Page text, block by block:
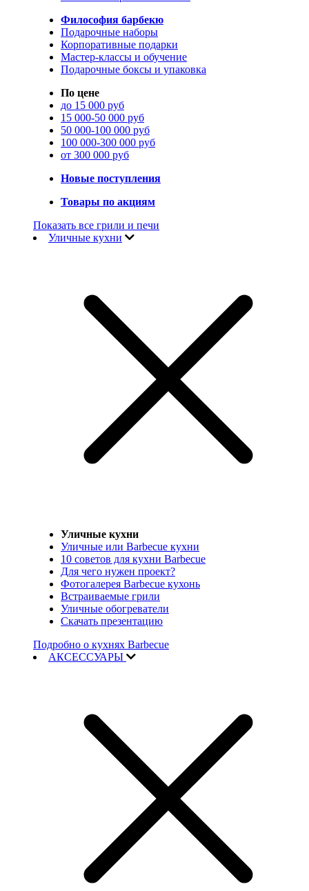
Философия барбекю
Подарочные наборы
Корпоративные подарки
Мастер-классы и обучение
Подарочные боксы и упаковка
По цене
до 15 000 руб
15 000-50 000 руб
50 000-100 000 руб
100 000-300 000 руб
от 300 000 руб
Новые поступления
Товары по акциям
Показать все грили и печи
Уличные кухни
Уличные кухни
Уличные или Barbecue кухни
10 советов для кухни Barbecue
Для чего нужен проект?
Фотогалерея Barbecue кухонь
Встраиваемые грили
Уличные обогреватели
Скачать презентацию
Подробно о кухнях Barbecue
АКСЕССУАРЫ